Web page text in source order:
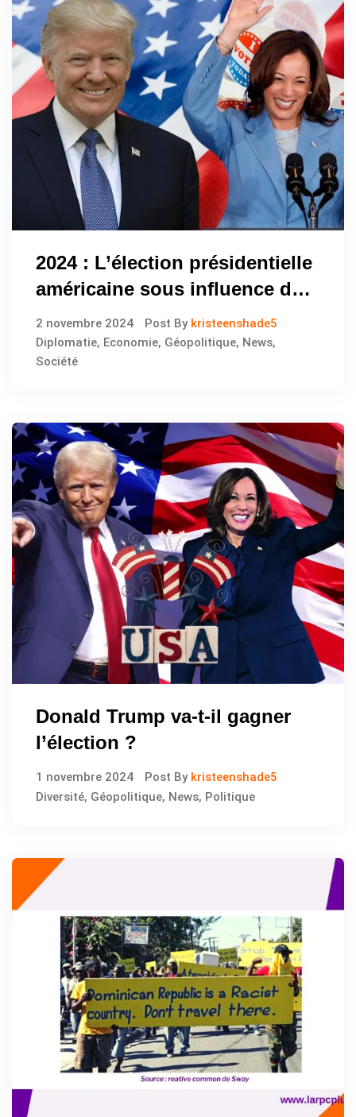
2024 : L’élection présidentielle
américaine sous influence des
réseaux sociaux et des alliés
puissants
2 novembre 2024 Post By kristeenshade5
Diplomatie, Economie, Géopolitique, News,
Société
Donald Trump va-t-il gagner
l’élection ?
1 novembre 2024 Post By kristeenshade5
Diversité, Géopolitique, News, Politique